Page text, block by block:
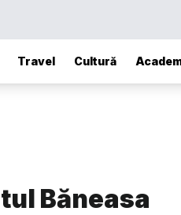
Travel Cultură
Băneasa